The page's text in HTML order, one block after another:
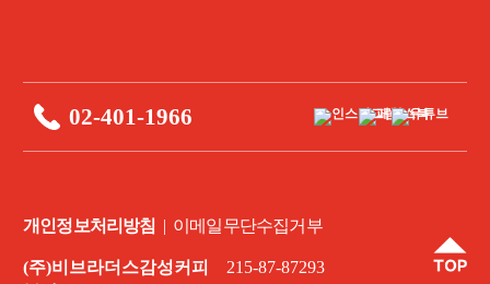
02-401-1966
개인정보처리방침 | 이메일무단수집거부
(주)비브라더스감성커피
215-87-87293